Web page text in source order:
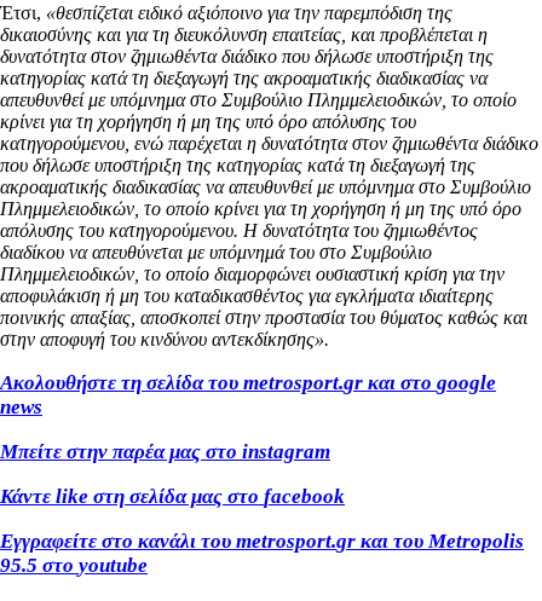
Έτσι, «θεσπίζεται ειδικό αξιόποινο για την παρεμπόδιση της
δικαιοσύνης και για τη διευκόλυνση επαιτείας, και προβλέπεται η
δυνατότητα στον ζημιωθέντα διάδικο που δήλωσε υποστήριξη της
κατηγορίας κατά τη διεξαγωγή της ακροαματικής διαδικασίας να
απευθυνθεί με υπόμνημα στο Συμβούλιο Πλημμελειοδικών, το οποίο
κρίνει για τη χορήγηση ή μη της υπό όρο απόλυσης του
κατηγορούμενου, ενώ παρέχεται η δυνατότητα στον ζημιωθέντα διάδικο
που δήλωσε υποστήριξη της κατηγορίας κατά τη διεξαγωγή της
ακροαματικής διαδικασίας να απευθυνθεί με υπόμνημα στο Συμβούλιο
Πλημμελειοδικών, το οποίο κρίνει για τη χορήγηση ή μη της υπό όρο
απόλυσης του κατηγορούμενου. Η δυνατότητα του ζημιωθέντος
διαδίκου να απευθύνεται με υπόμνημά του στο Συμβούλιο
Πλημμελειοδικών, το οποίο διαμορφώνει ουσιαστική κρίση για την
αποφυλάκιση ή μη του καταδικασθέντος για εγκλήματα ιδιαίτερης
ποινικής απαξίας, αποσκοπεί στην προστασία του θύματος καθώς και
στην αποφυγή του κινδύνου αντεκδίκησης».
Ακολουθήστε τη σελίδα του metrosport.gr και στο google
news
Μπείτε στην παρέα μας στο instagram
Κάντε like στη σελίδα μας στο facebook
Εγγραφείτε στο κανάλι του metrosport.gr και τουMetropolis
95.5 στο youtube